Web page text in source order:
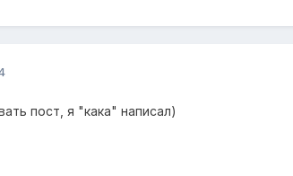
пост, я "кака" написал)